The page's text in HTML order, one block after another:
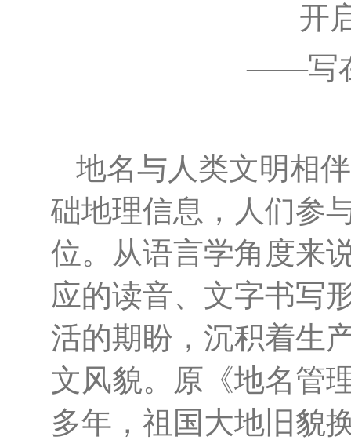
开
——写在
地名与人类文明相
础地理信息，人们参
位。从语言学角度来
应的读音、文字书写
活的期盼，沉积着生
文风貌。原《地名管
多年，祖国大地旧貌